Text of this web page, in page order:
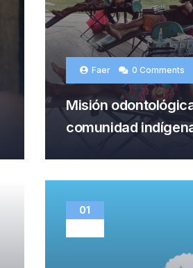
Faer 0 Comments
Misión
comunidad
01